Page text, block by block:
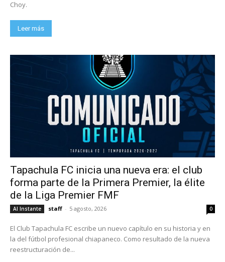
Choy.
Leer más
Tapachula FC inicia una nueva era: el club
forma parte de la Primera Premier, la élite
de la Liga Premier FMF
Al Instante staff - 5 agosto, 2026 0
El Club Tapachula FC escribe un nuevo capítulo en su historia y en
la del fútbol profesional chiapaneco. Como resultado de la nueva
reestructuración de...